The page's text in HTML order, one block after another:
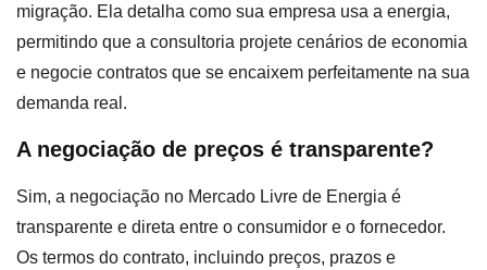
migração. Ela detalha como sua empresa usa a energia,
permitindo que a consultoria projete cenários de economia
e negocie contratos que se encaixem perfeitamente na sua
demanda real.
A negociação de preços é transparente?
Sim, a negociação no Mercado Livre de Energia é
transparente e direta entre o consumidor e o fornecedor.
Os termos do contrato, incluindo preços, prazos e